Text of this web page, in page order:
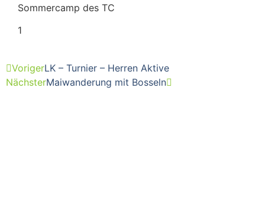
Sommercamp des TC
VorigerLK – Turnier – Herren Aktive
NächsterMaiwanderung mit Bosseln